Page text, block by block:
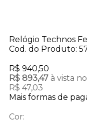
Relógio Technos
Cod. do Produto:
R$ 940,50
R$ 893,47 à vista
R$ 47,03
Mais formas de
Cor: